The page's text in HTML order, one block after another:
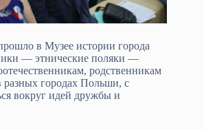
в Музее истории города
— этнические поляки —
родственникам
городах Польши, с
вокруг идей дружбы и